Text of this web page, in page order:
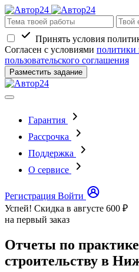
Принять условия
Согласен с условиями политики
пользовательского соглашения
Разместить задание
Гарантия
Рассрочка
Поддержка
О сервисе
Регистрация Войти
Успей! Скидка в августе 600 ₽
на первый заказ
Отчеты по
строительству в